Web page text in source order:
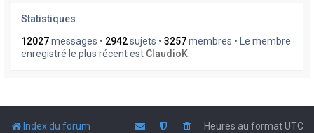
Statistiques
12027messages • 2942sujets • 3257membres • Le membre
enregistré le plus récent est ClaudioK
Index du forum Heures au formatUTC